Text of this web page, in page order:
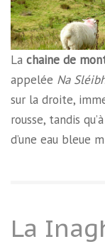
La chaine de
appelée Na
sur la droite,
rousse, tandis
d’une eau bleue
La